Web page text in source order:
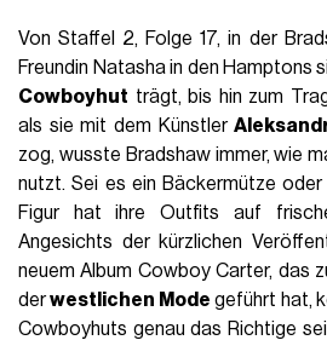
Von Staffel 2, Folge 17, in der
Freundin Natasha in den Hamptons
Cowboyhut trägt, bis hin zum
als sie mit dem Künstler
zog, wusste Bradshaw immer, wie
nutzt. Sei es ein Bäckermütze
Figur hat ihre Outfits auf
Angesichts der kürzlichen
neuem Album Cowboy Carter, das
derwestlichen Mode geführt hat,
Cowboyhuts genau das Richtige